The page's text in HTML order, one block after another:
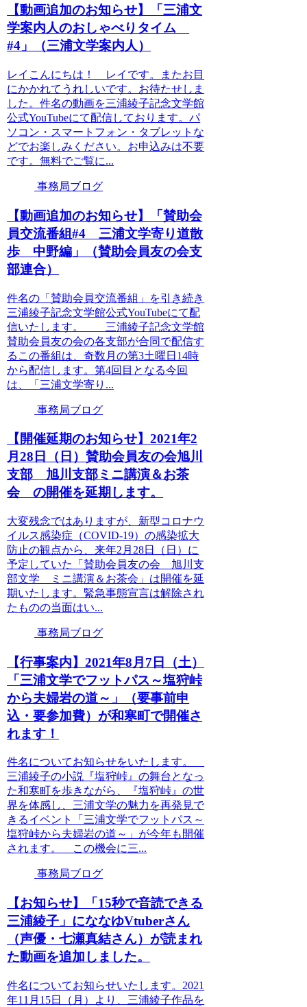
【動画追加のお知らせ】「三浦文
学案内人のおしゃべりタイム
#4」（三浦文学案内人）
レイこんにちは！ レイです。またお目
にかかれてうれしいです。お待たせしま
した。件名の動画を三浦綾子記念文学館
公式YouTubeにて配信しております。パ
ソコン・スマートフォン・タブレットな
どでお楽しみください。お申込みは不要
です。無料でご覧に...
事務局ブログ
【動画追加のお知らせ】「賛助会
員交流番組#4 三浦文学寄り道散
歩 中野編」（賛助会員友の会支
部連合）
件名の「賛助会員交流番組」を引き続き
三浦綾子記念文学館公式YouTubeにて配
信いたします。 三浦綾子記念文学館
賛助会員友の会の各支部が合同で配信す
るこの番組は、奇数月の第3土曜日14時
から配信します。第4回目となる今回
は、「三浦文学寄り...
事務局ブログ
【開催延期のお知らせ】2021年2
月28日（日）賛助会員友の会旭川
支部 旭川支部ミニ講演＆お茶
会 の開催を延期します。
大変残念ではありますが、新型コロナウ
イルス感染症（COVID-19）の感染拡大
防止の観点から、来年2月28日（日）に
予定していた「賛助会員友の会 旭川支
部文学 ミニ講演＆お茶会」は開催を延
期いたします。緊急事態宣言は解除され
たものの当面はい...
事務局ブログ
【行事案内】2021年8月7日（土）
「三浦文学でフットパス～塩狩峠
から夫婦岩の道～」（要事前申
込・要参加費）が和寒町で開催さ
れます！
件名についてお知らせをいたします。
三浦綾子の小説『塩狩峠』の舞台となっ
た和寒町を歩きながら、『塩狩峠』の世
界を体感し、三浦文学の魅力を再発見で
きるイベント「三浦文学でフットパス～
塩狩峠から夫婦岩の道～」が今年も開催
されます。 この機会に三...
事務局ブログ
【お知らせ】「15秒で音読できる
三浦綾子」にななゆVtuberさん
（声優・七瀬真結さん）が読まれ
た動画を追加しました。
件名についてお知らせいたします。2021
年11月15日（月）より、三浦綾子作品を